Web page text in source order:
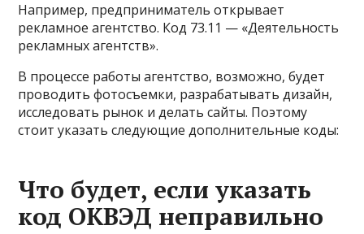
Например, предприниматель открывает
рекламное агентство. Код 73.11 — «Деятельность
рекламных агентств».
В процессе работы агентство, возможно, будет
проводить фотосъемки, разрабатывать дизайн,
исследовать рынок и делать сайты. Поэтому
стоит указать следующие дополнительные коды:
Что будет, если указать
код ОКВЭД неправильно